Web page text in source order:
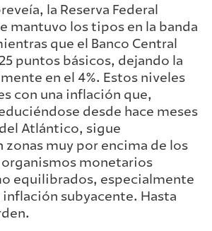
la Reserva Federal
mantuvo los tipos en la banda
que el Banco Central
puntos básicos, dejando la
en el 4%. Estos niveles
con una inflación que,
desde hace meses
Atlántico, sigue
zonas muy por encima de los
monetarios
equilibrados, especialmente
inflación subyacente. Hasta